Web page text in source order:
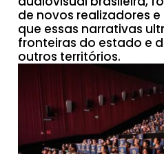
de novos realizadores
que essas narrativas
fronteiras do estado e
outros territórios.